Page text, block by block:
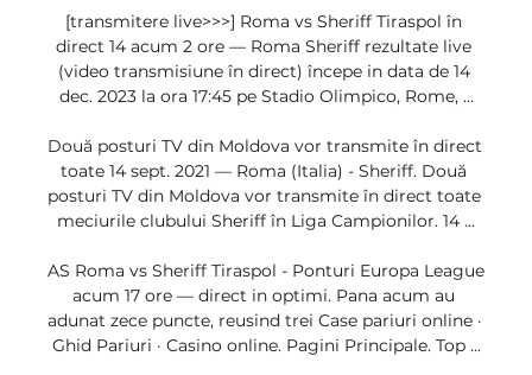
[transmitere live>>>] Roma vs Sheriff Tiraspol în
direct 14 acum 2 ore — Roma Sheriff rezultate live
(video transmisiune în direct) începe in data de 14
dec. 2023 la ora 17:45 pe Stadio Olimpico, Rome, ...
Două posturi TV din Moldova vor transmite în direct
toate 14 sept. 2021 — Roma (Italia) - Sheriff. Două
posturi TV din Moldova vor transmite în direct toate
meciurile clubului Sheriff în Liga Campionilor. 14 ...
AS Roma vs Sheriff Tiraspol - Ponturi Europa League
acum 17 ore — direct in optimi. Pana acum au
adunat zece puncte, reusind trei Case pariuri online ·
Ghid Pariuri · Casino online. Pagini Principale. Top ...